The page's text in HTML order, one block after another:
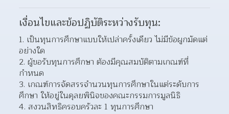
เงื่อนไขและข้อปฏิบัติระหว่างรับทุน:
เป็นทุนการศึกษาแบบให้เปล่าครั้งเดียว ไม่มีข้อผูกมัดแต่
อย่างใด
ผู้ขอรับทุนการศึกษา ต้องมีคุณสมบัติตามเกณฑ์ที่
กำหนด
เกณฑ์การจัดสรรจำนวนทุนการศึกษาในแต่ระดับการ
ศึกษา ให้อยู่ในดุลยพินิจของคณะกรรมการมูลนิธิ
สงวนสิทธิครอบครัวละ 1 ทุนการศึกษา